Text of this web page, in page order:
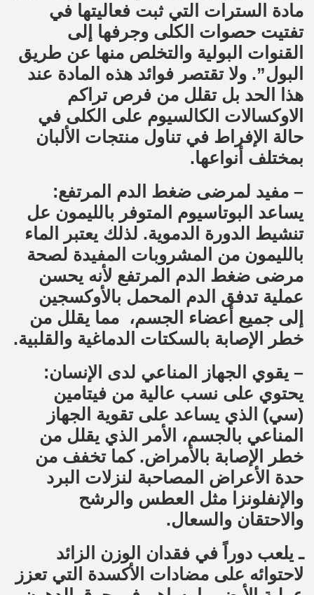
مادة السترات التي ثبت فعاليتها في
تفتيت حصوات الكلى وجرفها إلى
القنوات البولية والتخلص منها عن طريق
البول”. ولا تقتصر فوائد هذه المادة عند
هذا الحد بل تقلل من فرص تراكم
الاوكسالات الكالسيوم على الكلى في
حالة الإفراط في تناول منتجات الألبان
بمختلف أنواعها.
– مفيد لمرضى ضغط الدم المرتفع:
يساعد البوتاسيوم المتوفر بالليمون عل
تنشيط الدورة الدموية. لذلك يعتبر الماء
بالليمون من المشروبات المفيدة لصحة
مرضى ضغط الدم المرتفع لأنه يحسن
عملية تدفق الدم المحمل بالأوكسجين
إلى جميع أعضاء الجسم، مما يقلل من
خطر الإصابة بالسكتات الدماغية والقلبية.
– يقوي الجهاز المناعي لدى الإنسان:
يحتوي على نسب عالية من فيتامين
(سي) الذي يساعد على تقوية الجهاز
المناعي بالجسم، الأمر الذي يقلل من
خطر الإصابة بالأمراض. كما تخفف من
حدة الأعراض المصاحبة لنزلات البرد
والإنفلونزا مثل العطس والرشح
والاحتقان والسعال.
ـ يلعب دوراً في فقدان الوزن الزائد
لاحتوائه على مضادات الأكسدة التي تعزز